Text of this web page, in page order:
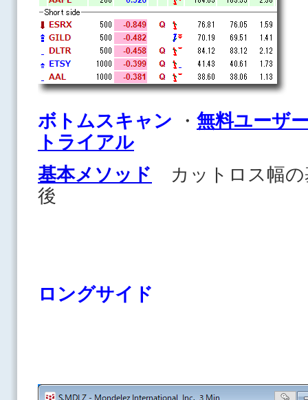
ボトムスキャン ・ 無料ユーザ
トライアル
基本メソッド
カットロス幅
後
ロングサイド